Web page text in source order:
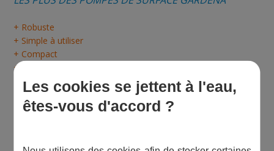
+ Robuste
+ Simple à utiliser
+ Compact
+ Légère
+ Silencieuse
Les cookies se jettent à l'eau,
êtes-vous d'accord ?